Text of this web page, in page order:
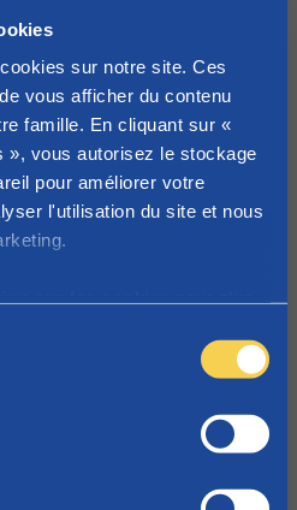
sur notre site. Ces
vous afficher du contenu
famille. En cliquant sur «
», vous autorisez le stockage
pour améliorer votre
l'utilisation du site et nous